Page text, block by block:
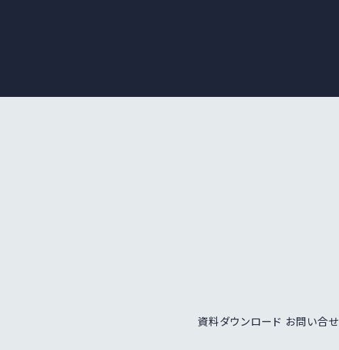
資料ダウンロード お問い合せ